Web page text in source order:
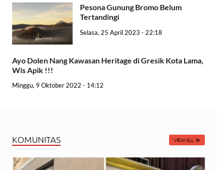
Pesona Gunung Bromo Belum
Tertandingi
Selasa, 25 April 2023 - 22:18
Ayo Dolen Nang Kawasan Heritage di Gresik Kota Lama,
Wis Apik !!!
Minggu, 9 Oktober 2022 - 14:12
KOMUNITAS VIEW ALL